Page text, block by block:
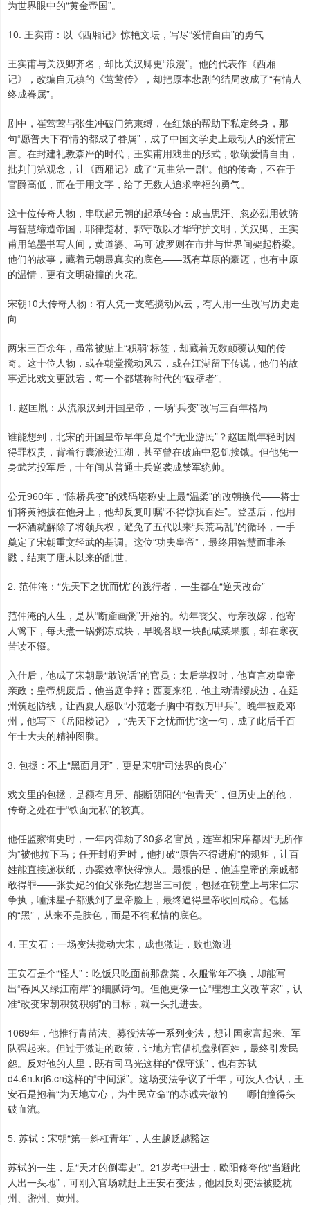
为世界眼中的“黄金帝国”。
10. 王实甫：以《西厢记》惊艳文坛，写尽“爱情自由”的勇气
王实甫与关汉卿齐名，却比关汉卿更“浪漫”。他的代表作《西厢
记》，改编自元稹的《莺莺传》，却把原本悲剧的结局改成了“有情人
终成眷属”。
剧中，崔莺莺与张生冲破门第束缚，在红娘的帮助下私定终身，那
句“愿普天下有情的都成了眷属”，成了中国文学史上最动人的爱情宣
言。在封建礼教森严的时代，王实甫用戏曲的形式，歌颂爱情自由，
批判门第观念，让《西厢记》成了“元曲第一剧”。他的传奇，不在于
官爵高低，而在于用文字，给了无数人追求幸福的勇气。
这十位传奇人物，串联起元朝的起承转合：成吉思汗、忽必烈用铁骑
与智慧缔造帝国，耶律楚材、郭守敬以才华守护文明，关汉卿、王实
甫用笔墨书写人间，黄道婆、马可·波罗则在市井与世界间架起桥梁。
他们的故事，藏着元朝最真实的底色——既有草原的豪迈，也有中原
的温情，更有文明碰撞的火花。
宋朝10大传奇人物：有人凭一支笔搅动风云，有人用一生改写历史走
向
两宋三百余年，虽常被贴上“积弱”标签，却藏着无数颠覆认知的传
奇。这十位人物，或在朝堂搅动风云，或在江湖留下传说，他们的故
事远比戏文更跌宕，每一个都堪称时代的“破壁者”。
1. 赵匡胤：从流浪汉到开国皇帝，一场“兵变”改写三百年格局
谁能想到，北宋的开国皇帝早年竟是个“无业游民”？赵匡胤年轻时因
得罪权贵，背着行囊浪迹江湖，甚至曾在破庙中忍饥挨饿。但他凭一
身武艺投军后，十年间从普通士兵逆袭成禁军统帅。
公元960年，“陈桥兵变”的戏码堪称史上最“温柔”的改朝换代——将士
们将黄袍披在他身上，他却反复叮嘱“不得惊扰百姓”。登基后，他用
一杯酒就解除了将领兵权，避免了五代以来“兵荒马乱”的循环，一手
奠定了宋朝重文轻武的基调。这位“功夫皇帝”，最终用智慧而非杀
戮，结束了唐末以来的乱世。
2. 范仲淹：“先天下之忧而忧”的践行者，一生都在“逆天改命”
范仲淹的人生，是从“断齑画粥”开始的。幼年丧父、母亲改嫁，他寄
人篱下，每天煮一锅粥冻成块，早晚各取一块配咸菜果腹，却在寒夜
苦读不辍。
入仕后，他成了宋朝最“敢说话”的官员：太后掌权时，他直言劝皇帝
亲政；皇帝想废后，他当庭争辩；西夏来犯，他主动请缨戍边，在延
州筑起防线，让西夏人感叹“小范老子胸中有数万甲兵”。晚年被贬邓
州，他写下《岳阳楼记》，“先天下之忧而忧”这一句，成了此后千百
年士大夫的精神图腾。
3. 包拯：不止“黑面月牙”，更是宋朝“司法界的良心”
戏文里的包拯，是额有月牙、能断阴阳的“包青天”，但历史上的他，
传奇之处在于“铁面无私”的较真。
他任监察御史时，一年内弹劾了30多名官员，连宰相宋庠都因“无所作
为”被他拉下马；任开封府尹时，他打破“原告不得进府”的规矩，让百
姓能直接递状纸，办案效率快得惊人。最狠的是，他连皇帝的亲戚都
敢得罪——张贵妃的伯父张尧佐想当三司使，包拯在朝堂上与宋仁宗
争执，唾沫星子都溅到了皇帝脸上，最终逼得皇帝收回成命。包拯
的“黑”，从来不是肤色，而是不徇私情的底色。
4. 王安石：一场变法搅动大宋，成也激进，败也激进
王安石是个“怪人”：吃饭只吃面前那盘菜，衣服常年不换，却能写
出“春风又绿江南岸”的细腻诗句。但他更像一位“理想主义改革家”，认
准“改变宋朝积贫积弱”的目标，就一头扎进去。
1069年，他推行青苗法、募役法等一系列变法，想让国家富起来、军
队强起来。但过于激进的政策，让地方官借机盘剥百姓，最终引发民
怨。反对他的人里，既有司马光这样的“保守派”，也有苏轼
d4.6n.krj6.cn这样的“中间派”。这场变法争议了千年，可没人否认，王
安石是抱着“为天地立心，为生民立命”的赤诚去做的——哪怕撞得头
破血流。
5. 苏轼：宋朝“第一斜杠青年”，人生越贬越豁达
苏轼的一生，是“天才的倒霉史”。21岁考中进士，欧阳修夸他“当避此
人出一头地”，可刚入官场就赶上王安石变法，他因反对变法被贬杭
州、密州、黄州。